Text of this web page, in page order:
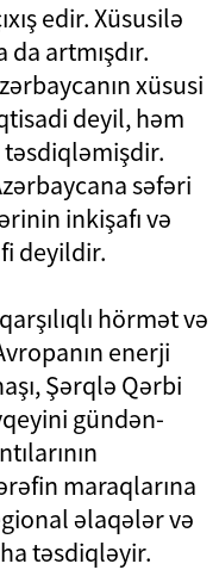
edir. Xüsusilə
artmışdır.
xüsusi
deyil, həm
təsdiqləmişdir.
səfəri
inkişafı və
deyildir.
hörmət və
enerji
Şərqlə Qərbi
gündən-
maraqlarına
əlaqələr və
təsdiqləyir.